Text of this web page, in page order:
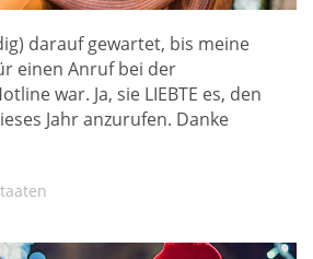
darauf gewartet, bis meine
einen Anruf bei der
war. Ja, sie LIEBTE es, den
Jahr anzurufen. Danke